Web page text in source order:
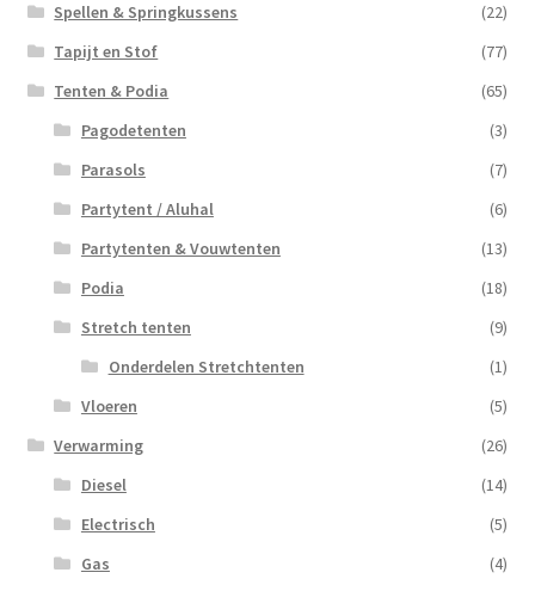
Spellen & Springkussens
(22)
Tapijt en Stof
(77)
Tenten & Podia
(65)
Pagodetenten
(3)
Parasols
(7)
Partytent / Aluhal
(6)
Partytenten & Vouwtenten
(13)
Podia
(18)
Stretch tenten
(9)
Onderdelen Stretchtenten
(1)
Vloeren
(5)
Verwarming
(26)
Diesel
(14)
Electrisch
(5)
Gas
(4)